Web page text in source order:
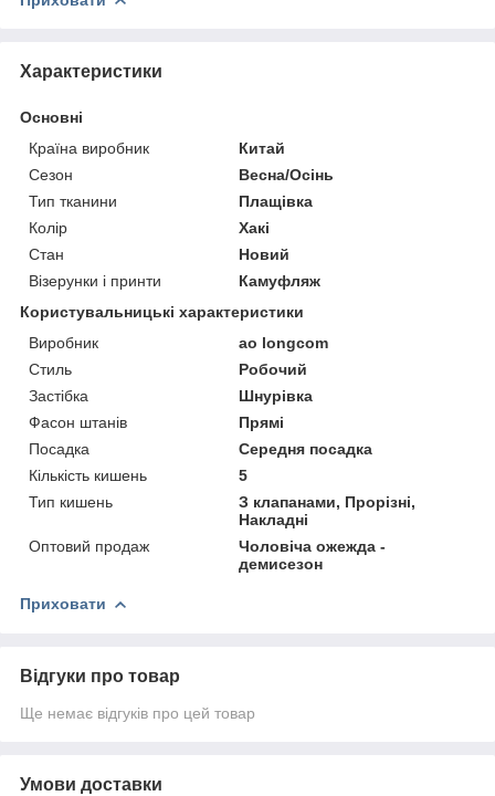
Характеристики
Основні
Країна виробник
Китай
Сезон
Весна/Осінь
Тип тканини
Плащівка
Колір
Хакі
Стан
Новий
Візерунки і принти
Камуфляж
Користувальницькі характеристики
Виробник
ao longcom
Стиль
Робочий
Застібка
Шнурівка
Фасон штанів
Прямі
Посадка
Середня посадка
Кількість кишень
5
Тип кишень
З клапанами, Прорізні,
Накладні
Оптовий продаж
Чоловіча ожежда -
демисезон
Приховати
Відгуки про товар
Ще немає відгуків про цей товар
Умови доставки